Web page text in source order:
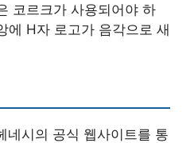
코르크가 사용되어야 하
에 H자 로고가 음각으로 새
네시의 공식 웹사이트를 통